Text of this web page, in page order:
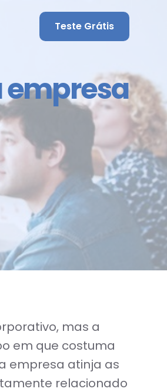
Teste Grátis
empresa
mas a
em que costuma
empresa atinja as
relacionado